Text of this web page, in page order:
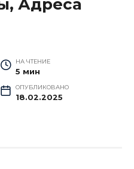
Адреса
НА ЧТЕНИЕ
5 мин
ОПУБЛИКОВАНО
18.02.2025